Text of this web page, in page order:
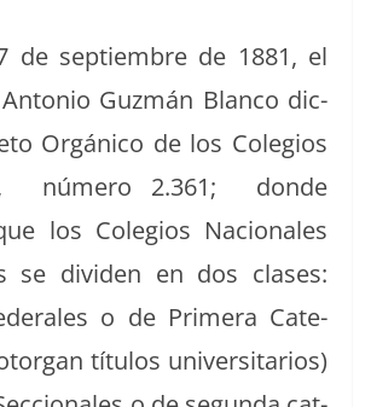
sep­tiem­bre de 1881, el
Guzmán Blan­co dic­
Orgáni­co de los Cole­gios
número 2.361; donde
los Cole­gios Nacionales
se div­i­den en dos clases:
o de Primera Cat­e­
títu­los uni­ver­si­tar­ios)